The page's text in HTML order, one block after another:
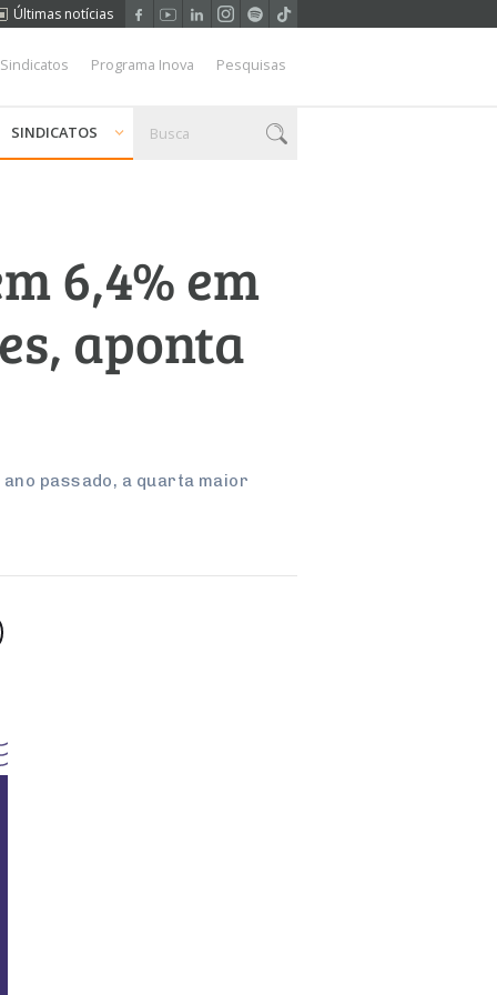
Últimas notícias
Programa Inova Pesquisas
SINDICATOS
6,4% em
aponta
passado, a quarta maior